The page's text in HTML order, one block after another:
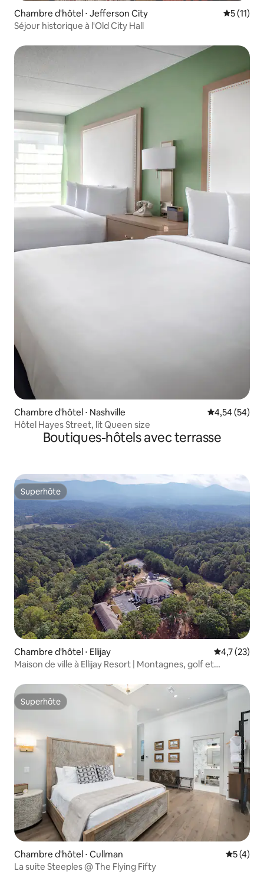
Chambre d'hôtel ⋅ Jefferson City
5 (11)
Séjour historique à l'Old City Hall
Chambre d'hôtel ⋅ Nashville Évaluation
4,54 (54)
Hôtel Hayes Street, lit Queen size
Boutiques-hôtels avec terrasse
Superhôte
Superhôte
Chambre d'hôtel ⋅ Ellijay Évaluation
4,7 (23)
Maison de ville à Ellijay Resort | Montagnes, golf et
Superhôte
Superhôte
Chambre d'hôtel ⋅ Cullman
5 (4)
La suite Steeples @ The Flying Fifty